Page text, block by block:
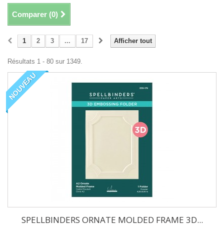
Comparer (0)
Afficher tout
1 2 3 ... 17
Résultats 1 - 80 sur 1349.
NOUVEAU
SPELLBINDERS ORNATE MOLDED FRAME 3D...